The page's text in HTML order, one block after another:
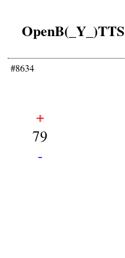
OpenB(_Y_)TTS
#8634
+
79
-